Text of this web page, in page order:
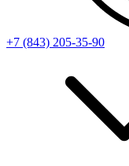
+7 (843) 205-35-90